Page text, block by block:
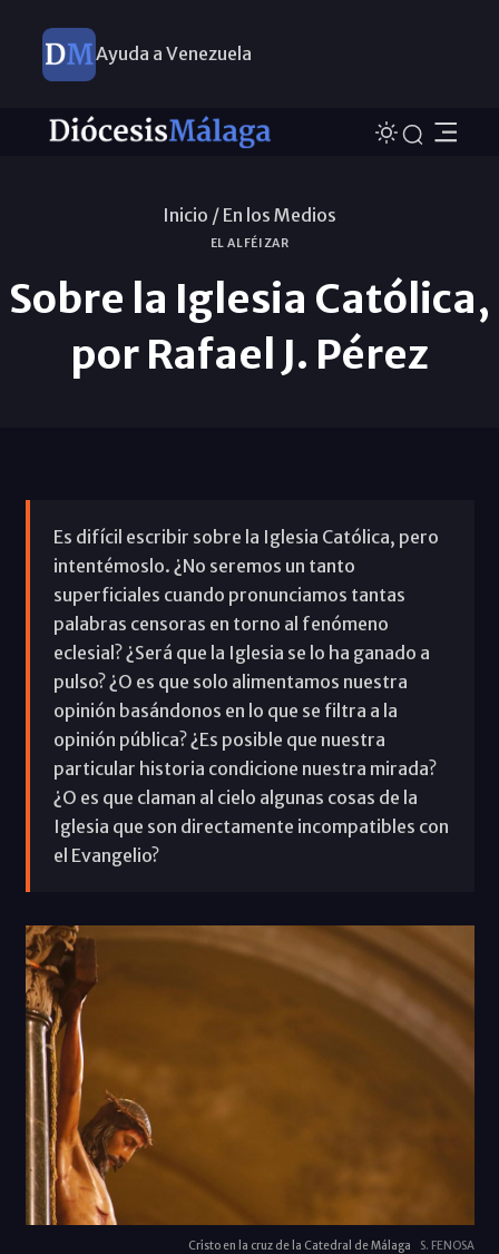
Ayuda a Venezuela
Inicio / En los Medios
EL ALFÉIZAR
Sobre la Iglesia Católica,
por Rafael J. Pérez
Es difícil escribir sobre la Iglesia Católica, pero
intentémoslo. ¿No seremos un tanto
superficiales cuando pronunciamos tantas
palabras censoras en torno al fenómeno
eclesial? ¿Será que la Iglesia se lo ha ganado a
pulso? ¿O es que solo alimentamos nuestra
opinión basándonos en lo que se filtra a la
opinión pública? ¿Es posible que nuestra
particular historia condicione nuestra mirada?
¿O es que claman al cielo algunas cosas de la
Iglesia que son directamente incompatibles con
el Evangelio?
Cristo en la cruz de la Catedral de Málaga S. FENOSA